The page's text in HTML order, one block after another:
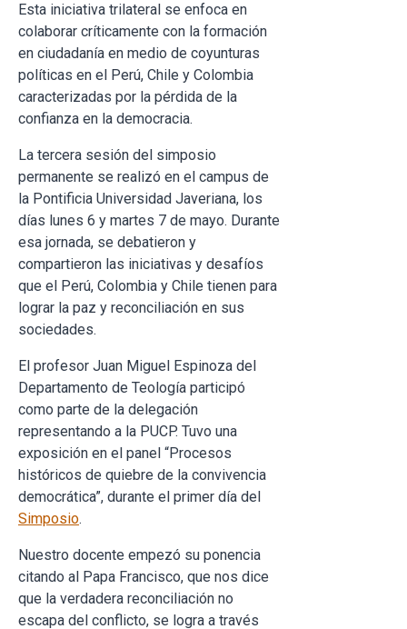
Esta iniciativa trilateral se enfoca en
colaborar críticamente con la formación
en ciudadanía en medio de coyunturas
políticas en el Perú, Chile y Colombia
caracterizadas por la pérdida de la
confianza en la democracia.
La tercera sesión del simposio
permanente se realizó en el campus de
la Pontificia Universidad Javeriana, los
días lunes 6 y martes 7 de mayo. Durante
esa jornada, se debatieron y
compartieron las iniciativas y desafíos
que el Perú, Colombia y Chile tienen para
lograr la paz y reconciliación en sus
sociedades.
El profesor Juan Miguel Espinoza del
Departamento de Teología participó
como parte de la delegación
representando a la PUCP. Tuvo una
exposición en el panel “Procesos
históricos de quiebre de la convivencia
democrática”, durante el primer día del
Simposio.
Nuestro docente empezó su ponencia
citando al Papa Francisco, que nos dice
que la verdadera reconciliación no
escapa del conflicto, se logra a través